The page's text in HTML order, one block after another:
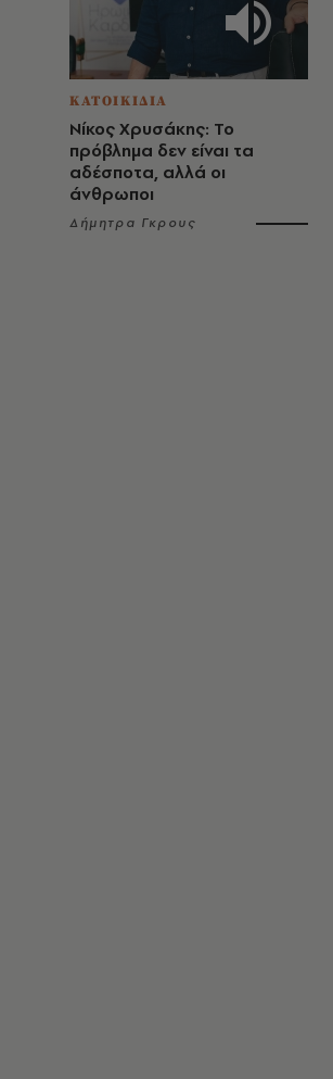
ΚΑΤΟΙΚΙΔΙΑ
Νίκος Χρυσάκης: Το
πρόβλημα δεν είναι τα
αδέσποτα, αλλά οι
άνθρωποι
Δήμητρα Γκρους